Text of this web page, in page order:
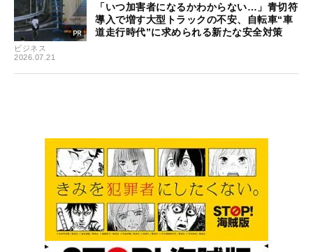
ビジネス
2026.07.21
「いつ加害者になるかわからない…」青切符
導入で増す大型トラックの不安、自転車“車
道走行時代”に求められる新たな安全対策